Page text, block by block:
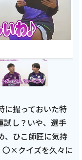
に撮っておいた特
試し？いや、選手
、ひこ師匠に気持
〇×クイズを久々に